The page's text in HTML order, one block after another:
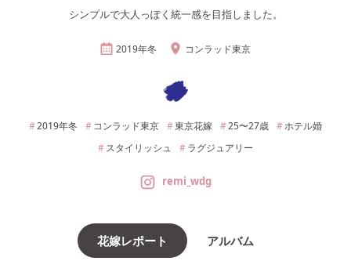
シンプルで大人っぽく統一感を目指しました。
2019年冬 コンラッド東京
2019年冬 コンラッド東京 東京花嫁 25〜27歳
ホテル婚
スタイリッシュ
ラグジュアリー
remi_wdg
花嫁レポート アルバム